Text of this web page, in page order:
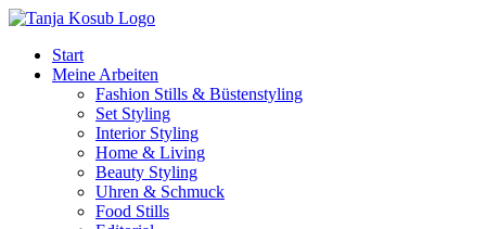
Zum
springenStart
Meine Arbeiten
Fashion Stills & Büstenstyling
Set Styling
Interior Styling
Home & Living
Beauty Styling
Uhren & Schmuck
Food Stills